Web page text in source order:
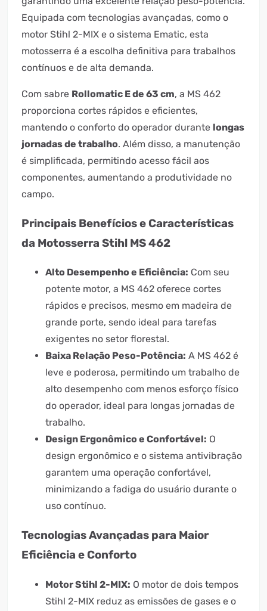
Equipada com tecnologias avançadas, como o
motor Stihl 2-MIX e o sistema Ematic, esta
motosserra é a escolha definitiva para trabalhos
contínuos e de alta demanda.
Com sabre Rollomatic E de 63 cm, a MS 462
proporciona cortes rápidos e eficientes,
mantendo o conforto do operador durante longas
jornadas de trabalho. Além disso, a manutenção
é simplificada, permitindo acesso fácil aos
componentes, aumentando a produtividade no
campo.
Principais Benefícios e Características
da Motosserra Stihl MS 462
Alto Desempenho e Eficiência: Com seu
potente motor, a MS 462 oferece cortes
rápidos e precisos, mesmo em madeira de
grande porte, sendo ideal para tarefas
exigentes no setor florestal.
Baixa Relação Peso-Potência: A MS 462 é
leve e poderosa, permitindo um trabalho de
alto desempenho com menos esforço físico
do operador, ideal para longas jornadas de
trabalho.
Design Ergonômico e Confortável: O
design ergonômico e o sistema antivibração
garantem uma operação confortável,
minimizando a fadiga do usuário durante o
uso contínuo.
Tecnologias Avançadas para Maior
Eficiência e Conforto
Motor Stihl 2-MIX: O motor de dois tempos
Stihl 2-MIX reduz as emissões de gases e o